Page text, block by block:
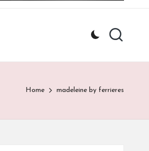
Home madeleine by ferrieres